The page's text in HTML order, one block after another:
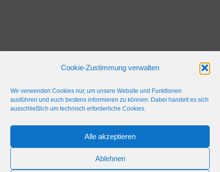
Cookie-Zustimmung verwalten
Wir verwenden Cookies nur, um unsere Website und Funktionen
ausführen und euch bestens informieren zu können. Dabei handelt es sich
ausschließlich um technisch erforderliche Cookies.
Alle akzeptieren
Ablehnen